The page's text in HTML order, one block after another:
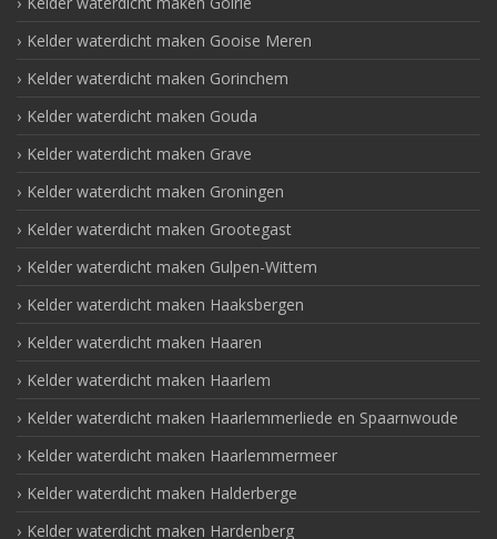
Kelder waterdicht maken Gooise Meren
Kelder waterdicht maken Gorinchem
Kelder waterdicht maken Gouda
Kelder waterdicht maken Grave
Kelder waterdicht maken Groningen
Kelder waterdicht maken Grootegast
Kelder waterdicht maken Gulpen-Wittem
Kelder waterdicht maken Haaksbergen
Kelder waterdicht maken Haaren
Kelder waterdicht maken Haarlem
Kelder waterdicht maken Haarlemmerliede en Spaarnwoude
Kelder waterdicht maken Haarlemmermeer
Kelder waterdicht maken Halderberge
Kelder waterdicht maken Hardenberg